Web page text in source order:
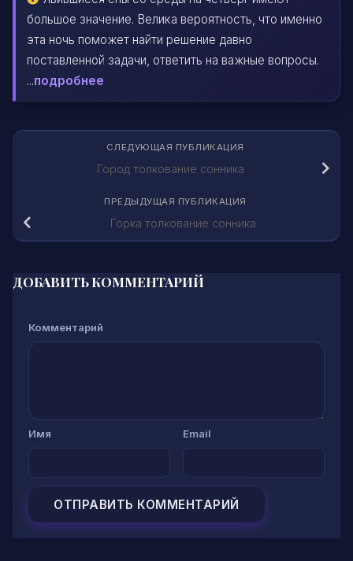
большое значение. Велика вероятность, что именно
эта ночь поможет найти решение давно
поставленной задачи, ответить на важные вопросы.
...подробнее
СЛЕДУЮЩАЯ ПУБЛИКАЦИЯ
Город толкование сонника
ПРЕДЫДУЩАЯ ПУБЛИКАЦИЯ
Горка толкование сонника
ДОБАВИТЬ КОММЕНТАРИЙ
Комментарий
Имя Email